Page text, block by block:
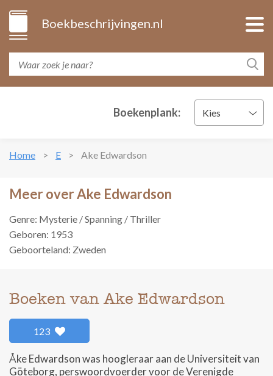
Boekbeschrijvingen.nl
Boekenplank: Kies
Home E Ake Edwardson
Meer over Ake Edwardson
Genre: Mysterie / Spanning / Thriller
Geboren: 1953
Geboorteland: Zweden
Boeken van Ake Edwardson
123
Åke Edwardson was hoogleraar aan de Universiteit van
Göteborg, perswoordvoerder voor de Verenigde